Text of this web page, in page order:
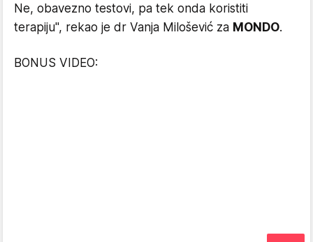
Ne, obavezno testovi, pa tek onda koristiti
terapiju", rekao je dr Vanja Milošević za MONDO.
BONUS VIDEO: